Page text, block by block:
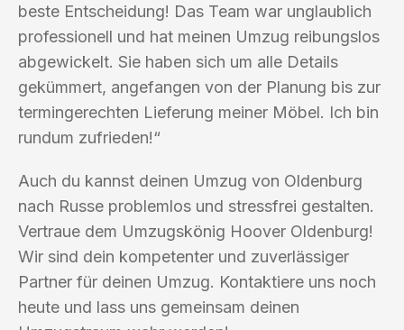
beste Entscheidung! Das Team war unglaublich
professionell und hat meinen Umzug reibungslos
abgewickelt. Sie haben sich um alle Details
gekümmert, angefangen von der Planung bis zur
termingerechten Lieferung meiner Möbel. Ich bin
rundum zufrieden!“
Auch du kannst deinen Umzug von Oldenburg
nach Russe problemlos und stressfrei gestalten.
Vertraue dem Umzugskönig Hoover Oldenburg!
Wir sind dein kompetenter und zuverlässiger
Partner für deinen Umzug. Kontaktiere uns noch
heute und lass uns gemeinsam deinen